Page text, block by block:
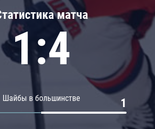
матча
1:4
Шайбы в большинстве 1